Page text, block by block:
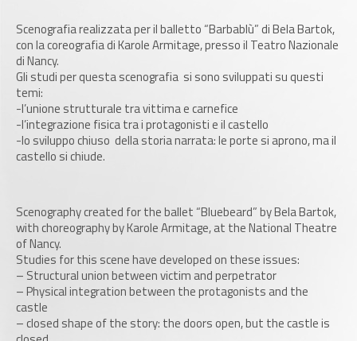
Scenografia realizzata per il balletto “Barbablù” di Bela Bartok,
con la coreografia di Karole Armitage, presso il Teatro Nazionale
di Nancy.
Gli studi per questa scenografia si sono sviluppati su questi
temi:
-l’unione strutturale tra vittima e carnefice
-l’integrazione fisica tra i protagonisti e il castello
-lo sviluppo chiuso della storia narrata: le porte si aprono, ma il
castello si chiude.
Scenography created for the ballet “Bluebeard” by Bela Bartok,
with choreography by Karole Armitage, at the National Theatre
of Nancy.
Studies for this scene have developed on these issues:
– Structural union between victim and perpetrator
– Physical integration between the protagonists and the
castle
– closed shape of the story: the doors open, but the castle is